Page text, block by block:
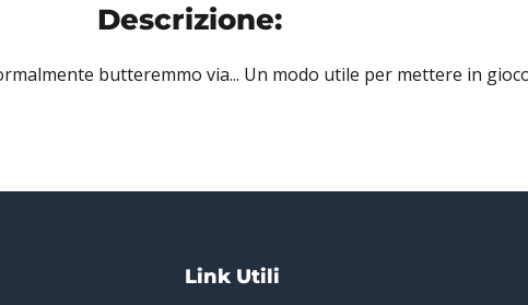
Descrizione:
butteremmo via... Un modo utile per mettere in
Link Utili